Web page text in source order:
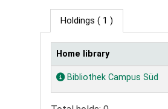
Holdings ( 1 )
Holdings
Home library
Bibliothek Campus Süd